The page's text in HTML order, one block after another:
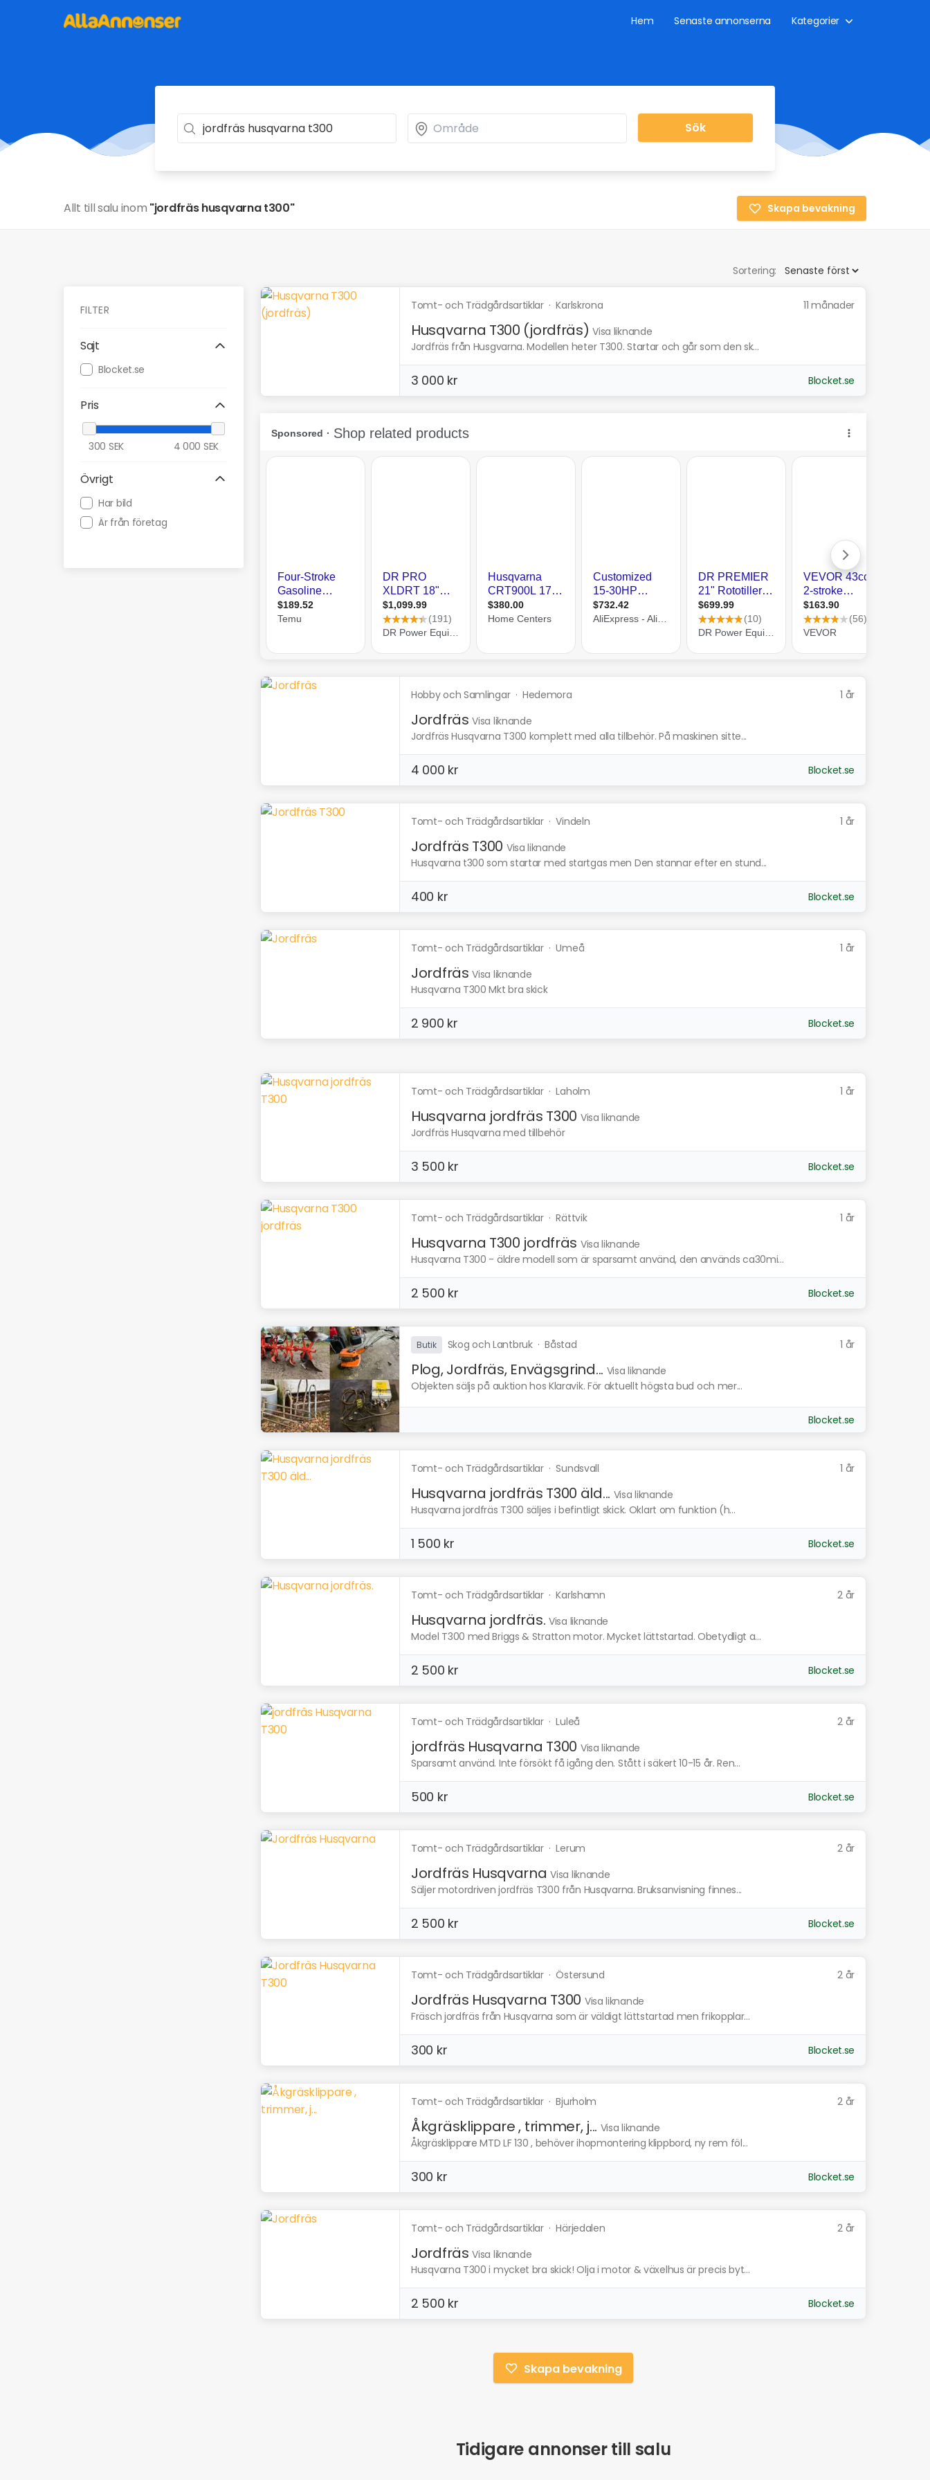
Hem Senaste annonserna Kategorier
Sök
Allt till salu inom "jordfräs husqvarna t300" Skapa bevakning
Sortering:
FILTER
Sajt
Blocket.se
Pris
300 SEK 4 000 SEK
Övrigt
Har bild
Är från företag
Tomt- och Trädgårdsartiklar·Karlskrona 11 månader
Husqvarna T300 (jordfräs) Visa liknande
Jordfräs från Husgvarna. Modellen heter T300. Startar och går som den sk...
3 000 kr Blocket.se
Hobby och Samlingar· Hedemora 1 år
Jordfräs Visa liknande
Jordfräs Husqvarna T300 komplett med alla tillbehör. På maskinen sitte...
4 000 kr Blocket.se
Tomt- och Trädgårdsartiklar·Vindeln 1 år
Jordfräs T300 Visa liknande
Husqvarna t300 som startar med startgas men Den stannar efter en stund...
400 kr Blocket.se
Tomt- och Trädgårdsartiklar·Umeå 1 år
Jordfräs Visa liknande
Husqvarna T300 Mkt bra skick
2 900 kr Blocket.se
Tomt- och Trädgårdsartiklar·Laholm 1 år
Husqvarna jordfräs T300 Visa liknande
Jordfräs Husqvarna med tillbehör
3 500 kr Blocket.se
Tomt- och Trädgårdsartiklar·Rättvik 1 år
Husqvarna T300 jordfräs Visa liknande
Husqvarna T300 - äldre modell som är sparsamt använd, den används ca30mi...
2 500 kr Blocket.se
Butik Skog och Lantbruk·Båstad 1 år
Plog, Jordfräs, Envägsgrind... Visa liknande
Objekten säljs på auktion hos Klaravik. För aktuellt högsta bud och mer...
Blocket.se
Tomt- och Trädgårdsartiklar·Sundsvall 1 år
Husqvarna jordfräs T300 äld... Visa liknande
Husqvarna jordfräs T300 säljes i befintligt skick. Oklart om funktion (h...
1 500 kr Blocket.se
Tomt- och Trädgårdsartiklar·Karlshamn 2 år
Husqvarna jordfräs. Visa liknande
Model T300 med Briggs & Stratton motor. Mycket lättstartad. Obetydligt a...
2 500 kr Blocket.se
Tomt- och Trädgårdsartiklar·Luleå 2 år
jordfräs Husqvarna T300 Visa liknande
Sparsamt använd. Inte försökt få igång den. Stått i säkert 10-15 år. Ren...
500 kr Blocket.se
Tomt- och Trädgårdsartiklar·Lerum 2 år
Jordfräs Husqvarna Visa liknande
Säljer motordriven jordfräs T300 från Husqvarna. Bruksanvisning finnes...
2 500 kr Blocket.se
Tomt- och Trädgårdsartiklar·Östersund 2 år
Jordfräs Husqvarna T300 Visa liknande
Fräsch jordfräs från Husqvarna som är väldigt lättstartad men frikopplar...
300 kr Blocket.se
Tomt- och Trädgårdsartiklar·Bjurholm 2 år
Åkgräsklippare , trimmer, j... Visa liknande
Åkgräsklippare MTD LF 130 , behöver ihopmontering klippbord, ny rem föl...
300 kr Blocket.se
Tomt- och Trädgårdsartiklar·Härjedalen 2 år
Jordfräs Visa liknande
Husqvarna T300 i mycket bra skick! Olja i motor & växelhus är precis byt...
2 500 kr Blocket.se
Skapa bevakning
Tidigare annonser till salu